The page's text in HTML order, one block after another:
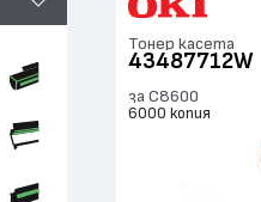
Тонер касета
43487712W
за C8600
6000 копия